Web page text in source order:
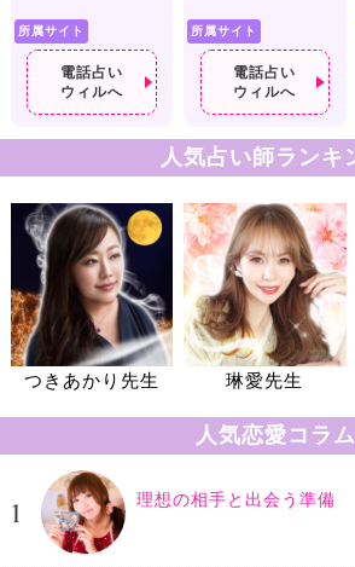
所属サイト
電話占い
ウィルへ
所属サイト
電話占い
ウィルへ
人気占い師ランキ
つきあかり先生 琳愛先生
人気恋愛コラム
理想の相手と出会う準備